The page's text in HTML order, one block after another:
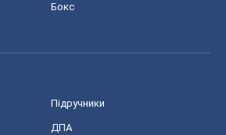
Бокс
Підручники
ДПА